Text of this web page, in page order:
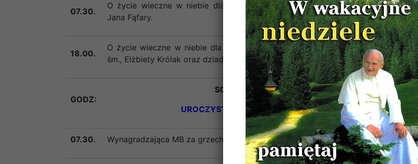
07.30.
O życie wieczne w niebie dla Zygmunta, Adama, Stefani i Haliny Działak oraz
Jana Fąfary.
18.00.
O życie wieczne w niebie dla Jadwigi i Józefa Gwara, Cecylii Ochocińskiej w r.
śm., Elżbiety Królak oraz dziadków Gwara i Ochocińskich.
GODZ:
SOBOTA–
03 maja 2025
UROCZYSTOŚĆ NMP, KRÓLOWEJ POLSKI
07.30. Wynagradzająca MB za grzechy świata.